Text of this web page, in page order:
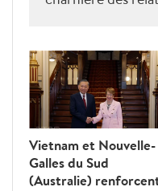
la coopération au
sécurité et des
déclaré le
Affaires
Vietnam et Nouvelle-
Galles du Sud
(Australie)